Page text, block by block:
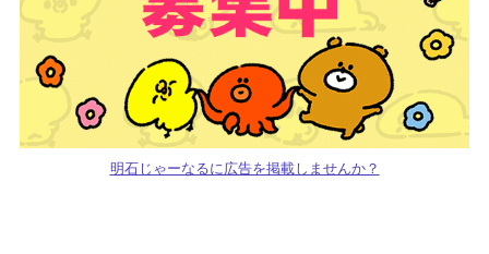
明石じゃーなるに広告を掲載しませんか？